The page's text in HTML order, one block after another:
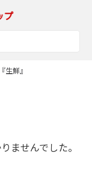
生鮮』
ませんでした。